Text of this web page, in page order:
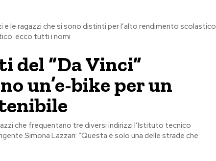
e le ragazzi che si sono distinti per l’alto rendimento scolastico
ecco tutti i nomi
del “Da Vinci”
un’e-bike per un
che frequentano tre diversi indirizzi l’Istituto tecnico
Simona Lazzari: “Questa è solo una delle strade che